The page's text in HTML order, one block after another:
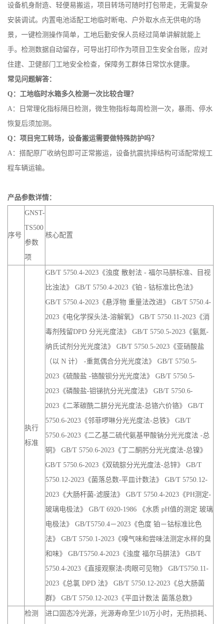
景，一键检测操作简单，工地后勤安保人员经过简单讲解就能上
手。检测数据自动留存，可导出打印作为项目卫生安全台账，应对
住建、卫健部门工地安全检查，保障务工群体日常饮水健康。
常见问题解答：
Q：工地临时水箱多久检测一次比较合理？
A：日常理化指标隔日检测，微生物指标每周检测一次，暴雨、停水
恢复后须加测。
Q：项目完工转场，设备搬运需要做特殊防护吗？
A：搭配原厂收纳包即可正常搬运，设备抗震抗摔结构可适配常规工
程车辆运输。
产品参数详情：
序号
TS500
参数
项
核心配置
GB/T 5750.4-2023《悬浮物 重量法改进》 GB/T 5750.4-
2023《电化学探头法-溶解氧》 GB/T 5750.11-2023《消
毒剂残留DPD 分光光度法》 GB/T 5750.5-2023《氨氮-
纳氏试剂分光光度法》 GB/T 5750.5-2023《亚硝酸盐
（以 N 计） -重氮偶合分光光度法》 GB/T 5750.5-
2023《硫酸盐 -铬酸钡分光光度法》 GB/T 5750.5-
2023《磷酸盐-钼锑抗分光光度法》 GB/T 5750.6-
2023《二苯碳酰二肼分光光度法-总铬六价铬》 GB/T
5750.6-2023《邻菲啰啉分光光度法-总铁》 GB/T
5750.6-2023《二乙基二硫代氨基甲酸钠分光光度法 -总
铜》 GB/T 5750.6-2023《丁二酮肟分光光度法-总镍》
GB/T 5750.6-2023《双硫腙分光光度法-总锌》 GB/T
5750.12-2023《菌落总数-平皿计数法》 GB/T 5750.12-
2023《大肠杆菌-滤膜法》 GB/T 5750.4-2023《PH测定-
玻璃电极法》 GB/T 6920-1986 《水质 pH值的测定 玻璃
电极法》 GB/T5750.4－2023《色度 铂－钴标准比色
法》 GB/T 5750.1-2023《嗅气味和尝味法测定水样的臭
和味》 GB/T5750.4-2023《浊度 福尔马肼法》 GB/T
5750.4-2023《直接观察法-肉眼可见物》 GB/T5750.11-
2023《总氯 DPD 法》 GB/T 5750.12-2023《总大肠菌
群》 GB/T 5750.12-2023《平皿计数法 菌落总数》
进口固态冷光源，光源寿命至少10万小时，无热损耗、
发光稳定性强，长期检测无衰减
7英寸IPS高清广视角触摸屏，分辨率1024*600，显示清